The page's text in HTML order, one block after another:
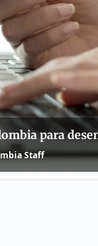
para
Staff